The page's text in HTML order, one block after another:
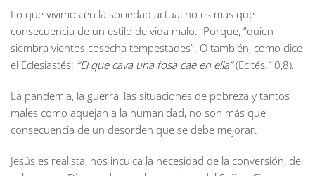
Lo que vivimos en la sociedad actual no es más que
consecuencia de un estilo de vida malo. Porque, “quien
siembra vientos cosecha tempestades”. O también, como dice
el Eclesiastés: “El que cava una fosa cae en ella”(Ecltés.10,8).
La pandemia, la guerra, las situaciones de pobreza y tantos
males como aquejan a la humanidad, no son más que
consecuencia de un desorden que se debe mejorar.
Jesús es realista, nos inculca la necesidad de la conversión, de